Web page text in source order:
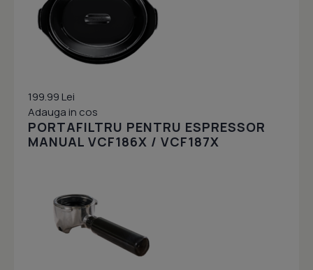
199.99 Lei
Adauga in cos
PORTAFILTRU PENTRU ESPRESSOR
MANUAL VCF186X / VCF187X